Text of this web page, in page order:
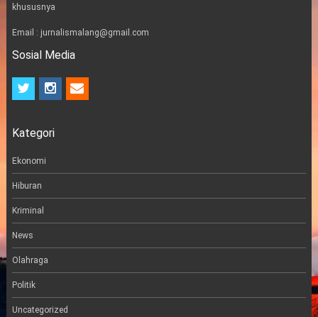
khususnya
Email : jurnalismalang@gmail.com
Sosial Media
t
t
r
i
n
a
e
m
Kategori
Ekonomi
Hiburan
Kriminal
News
Olahraga
Politik
Uncategorized